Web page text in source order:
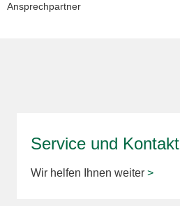
Service und Kontakt
Wir helfen Ihnen weiter >